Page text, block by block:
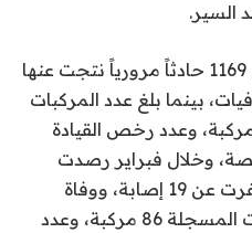
السير.
وتفصيلاً، سجل يناير الماضي 1169 حادثاً مرورياً نتجت عنها
بينما بلغ عدد المركبات
(جديد وتجديد) 61 مركبة، وعدد رخص القيادة
أو المجددة 4716 رخصة، وخلال فبراير رصدت
الإمارة 1067 حادثاً مرورياً أسفرت عن 19 إصابة، ووفاة
واحدة، بينما بلغ عدد المركبات المسجلة 86 مركبة، وعدد